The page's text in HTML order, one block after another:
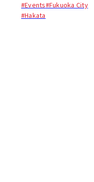
商店が残る博多は、ゆっくり
歩いて楽しみたいエリアで
#Events#Fukuoka City
#Hakata